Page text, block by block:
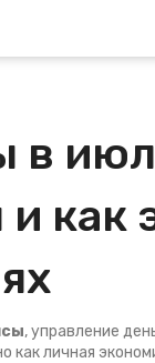
в
как
,управление
какличная